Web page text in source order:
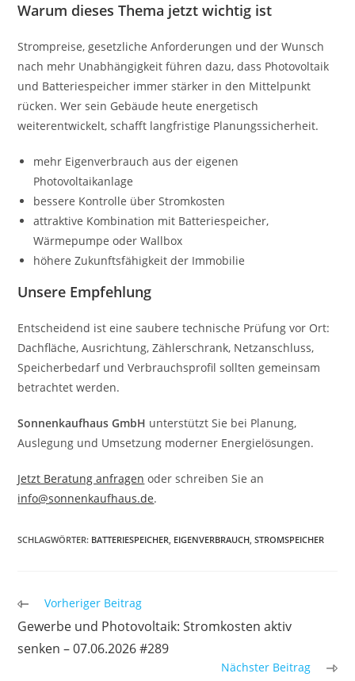
Warum dieses Thema jetzt wichtig ist
Strompreise, gesetzliche Anforderungen und der Wunsch
nach mehr Unabhängigkeit führen dazu, dass Photovoltaik
und Batteriespeicher immer stärker in den Mittelpunkt
rücken. Wer sein Gebäude heute energetisch
weiterentwickelt, schafft langfristige Planungssicherheit.
mehr Eigenverbrauch aus der eigenen
Photovoltaikanlage
bessere Kontrolle über Stromkosten
attraktive Kombination mit Batteriespeicher,
Wärmepumpe oder Wallbox
höhere Zukunftsfähigkeit der Immobilie
Unsere Empfehlung
Entscheidend ist eine saubere technische Prüfung vor Ort:
Dachfläche, Ausrichtung, Zählerschrank, Netzanschluss,
Speicherbedarf und Verbrauchsprofil sollten gemeinsam
betrachtet werden.
Sonnenkaufhaus GmbH unterstützt Sie bei Planung,
Auslegung und Umsetzung moderner Energielösungen.
Jetzt Beratung anfragen oder schreiben Sie an
info@sonnenkaufhaus.de.
SCHLAGWÖRTER: BATTERIESPEICHER, EIGENVERBRAUCH, STROMSPEICHER
Weitere
ansehen
Vorheriger Beitrag
Gewerbe und Photovoltaik: Stromkosten aktiv
senken – 07.06.2026 #289
Nächster Beitrag